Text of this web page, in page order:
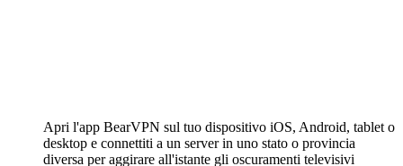
Apri l'app BearVPN sul tuo dispositivo iOS, Android, tablet o
desktop e connettiti a un server in uno stato o provincia
diversa per aggirare all'istante gli oscuramenti televisivi